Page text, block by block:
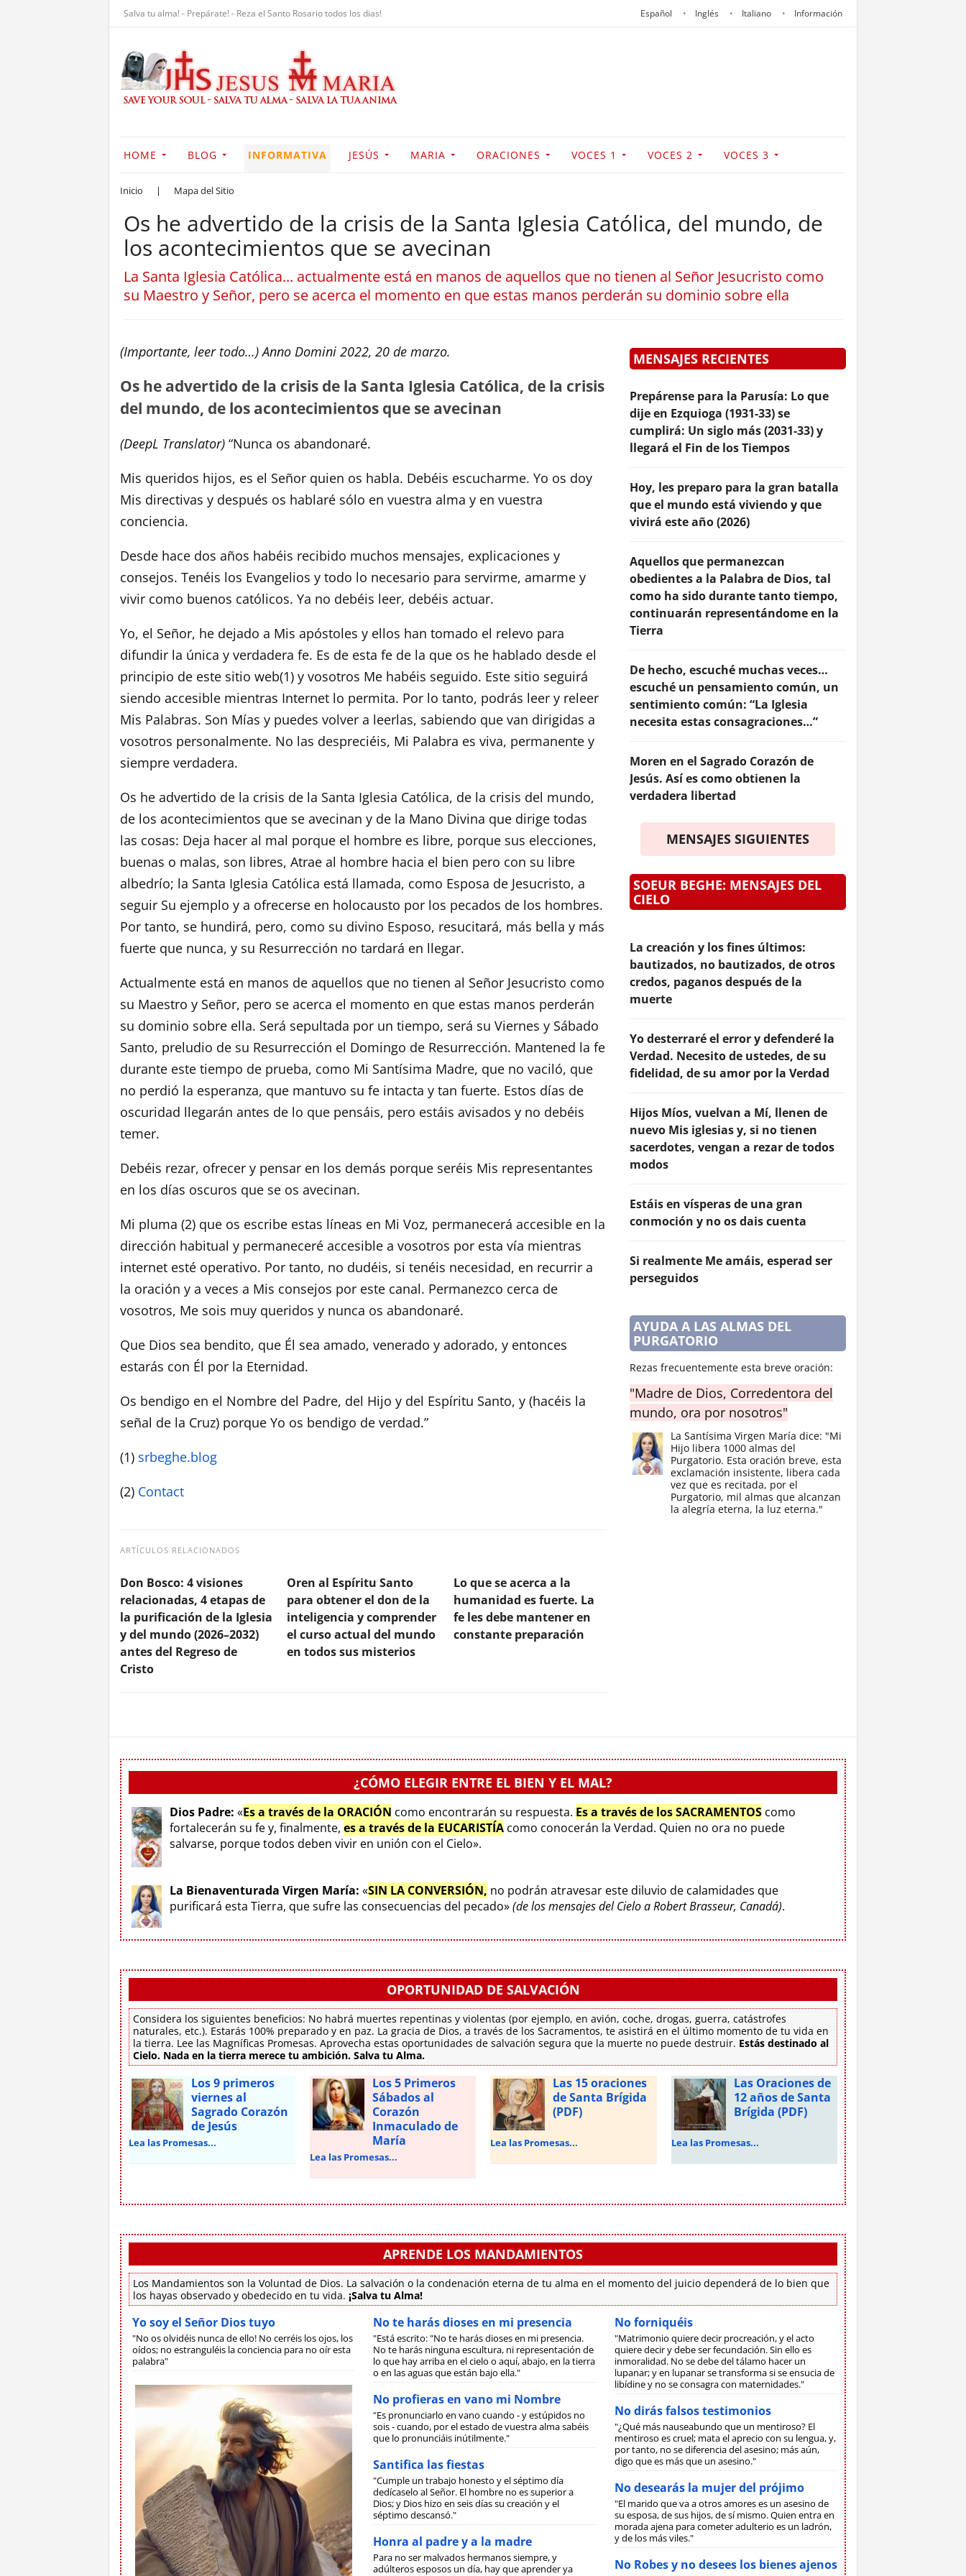
Salva tu alma! - Prepárate! - Reza el Santo Rosario todos los dias! Español Inglés Italiano Información
HOME BLOG INFORMATIVA JESÚS MARIA ORACIONES VOCES 1 VOCES 2 VOCES 3
Inicio | Mapa del Sitio
Os he advertido de la crisis de la Santa Iglesia Católica, del mundo, de
los acontecimientos que se avecinan
La Santa Iglesia Católica... actualmente está en manos de aquellos que no tienen al Señor Jesucristo como
su Maestro y Señor, pero se acerca el momento en que estas manos perderán su dominio sobre ella
(Importante, leer todo…) Anno Domini 2022, 20 de marzo.
Os he advertido de la crisis de la Santa Iglesia Católica, de la crisis
del mundo, de los acontecimientos que se avecinan
(DeepL Translator) “Nunca os abandonaré.
Mis queridos hijos, es el Señor quien os habla. Debéis escucharme. Yo os doy
Mis directivas y después os hablaré sólo en vuestra alma y en vuestra
conciencia.
Desde hace dos años habéis recibido muchos mensajes, explicaciones y
consejos. Tenéis los Evangelios y todo lo necesario para servirme, amarme y
vivir como buenos católicos. Ya no debéis leer, debéis actuar.
Yo, el Señor, he dejado a Mis apóstoles y ellos han tomado el relevo para
difundir la única y verdadera fe. Es de esta fe de la que os he hablado desde el
principio de este sitio web(1) y vosotros Me habéis seguido. Este sitio seguirá
siendo accesible mientras Internet lo permita. Por lo tanto, podrás leer y releer
Mis Palabras. Son Mías y puedes volver a leerlas, sabiendo que van dirigidas a
vosotros personalmente. No las despreciéis, Mi Palabra es viva, permanente y
siempre verdadera.
Os he advertido de la crisis de la Santa Iglesia Católica, de la crisis del mundo,
de los acontecimientos que se avecinan y de la Mano Divina que dirige todas
las cosas: Deja hacer al mal porque el hombre es libre, porque sus elecciones,
buenas o malas, son libres, Atrae al hombre hacia el bien pero con su libre
albedrío; la Santa Iglesia Católica está llamada, como Esposa de Jesucristo, a
seguir Su ejemplo y a ofrecerse en holocausto por los pecados de los hombres.
Por tanto, se hundirá, pero, como su divino Esposo, resucitará, más bella y más
fuerte que nunca, y su Resurrección no tardará en llegar.
Actualmente está en manos de aquellos que no tienen al Señor Jesucristo como
su Maestro y Señor, pero se acerca el momento en que estas manos perderán
su dominio sobre ella. Será sepultada por un tiempo, será su Viernes y Sábado
Santo, preludio de su Resurrección el Domingo de Resurrección. Mantened la fe
durante este tiempo de prueba, como Mi Santísima Madre, que no vaciló, que
no perdió la esperanza, que mantuvo su fe intacta y tan fuerte. Estos días de
oscuridad llegarán antes de lo que pensáis, pero estáis avisados y no debéis
temer.
Debéis rezar, ofrecer y pensar en los demás porque seréis Mis representantes
en los días oscuros que se os avecinan.
Mi pluma (2) que os escribe estas líneas en Mi Voz, permanecerá accesible en la
dirección habitual y permaneceré accesible a vosotros por esta vía mientras
internet esté operativo. Por tanto, no dudéis, si tenéis necesidad, en recurrir a
la oración y a veces a Mis consejos por este canal. Permanezco cerca de
vosotros, Me sois muy queridos y nunca os abandonaré.
Que Dios sea bendito, que Él sea amado, venerado y adorado, y entonces
estarás con Él por la Eternidad.
Os bendigo en el Nombre del Padre, del Hijo y del Espíritu Santo, y (hacéis la
señal de la Cruz) porque Yo os bendigo de verdad.”
(1) srbeghe.blog
(2) Contact
ARTÍCULOS RELACIONADOS
Don Bosco: 4 visiones
relacionadas, 4 etapas de
la purificación de la Iglesia
y del mundo (2026–2032)
antes del Regreso de
Cristo
Oren al Espíritu Santo
para obtener el don de la
inteligencia y comprender
el curso actual del mundo
en todos sus misterios
Lo que se acerca a la
humanidad es fuerte. La
fe les debe mantener en
constante preparación
MENSAJES RECIENTES
Prepárense para la Parusía: Lo que
dije en Ezquioga (1931-33) se
cumplirá: Un siglo más (2031-33) y
llegará el Fin de los Tiempos
Hoy, les preparo para la gran batalla
que el mundo está viviendo y que
vivirá este año (2026)
Aquellos que permanezcan
obedientes a la Palabra de Dios, tal
como ha sido durante tanto tiempo,
continuarán representándome en la
Tierra
De hecho, escuché muchas veces…
escuché un pensamiento común, un
sentimiento común: “La Iglesia
necesita estas consagraciones…”
Moren en el Sagrado Corazón de
Jesús. Así es como obtienen la
verdadera libertad
MENSAJES SIGUIENTES
SOEUR BEGHE: MENSAJES DEL
CIELO
La creación y los fines últimos:
bautizados, no bautizados, de otros
credos, paganos después de la
muerte
Yo desterraré el error y defenderé la
Verdad. Necesito de ustedes, de su
fidelidad, de su amor por la Verdad
Hijos Míos, vuelvan a Mí, llenen de
nuevo Mis iglesias y, si no tienen
sacerdotes, vengan a rezar de todos
modos
Estáis en vísperas de una gran
conmoción y no os dais cuenta
Si realmente Me amáis, esperad ser
perseguidos
AYUDA A LAS ALMAS DEL
PURGATORIO
Rezas frecuentemente esta breve oración:
"Madre de Dios, Corredentora del
mundo, ora por nosotros"
La Santísima Virgen María dice: "Mi
Hijo libera 1000 almas del
Purgatorio. Esta oración breve, esta
exclamación insistente, libera cada
vez que es recitada, por el
Purgatorio, mil almas que alcanzan
la alegría eterna, la luz eterna."
¿CÓMO ELEGIR ENTRE EL BIEN Y EL MAL?
Dios Padre: «Es a través de la ORACIÓN como encontrarán su respuesta. Es a través de los SACRAMENTOS como
fortalecerán su fe y, finalmente, es a través de la EUCARISTÍA como conocerán la Verdad. Quien no ora no puede
salvarse, porque todos deben vivir en unión con el Cielo».
La Bienaventurada Virgen María: «SIN LA CONVERSIÓN, no podrán atravesar este diluvio de calamidades que
purificará esta Tierra, que sufre las consecuencias del pecado»(de los mensajes del Cielo a Robert Brasseur, Canadá).
OPORTUNIDAD DE SALVACIÓN
Considera los siguientes beneficios: No habrá muertes repentinas y violentas (por ejemplo, en avión, coche, drogas, guerra, catástrofes
naturales, etc.). Estarás 100% preparado y en paz. La gracia de Dios, a través de los Sacramentos, te asistirá en el último momento de tu vida en
la tierra. Lee las Magníficas Promesas. Aprovecha estas oportunidades de salvación segura que la muerte no puede destruir. Estás destinado al
Cielo. Nada en la tierra merece tu ambición. Salva tu Alma.
Los 9 primeros
viernes al
Sagrado Corazón
de Jesús
Lea las Promesas...
Los 5 Primeros
Sábados al
Corazón
Inmaculado de
María
Lea las Promesas...
Las 15 oraciones
de Santa Brígida
(PDF)
Lea las Promesas...
Las Oraciones de
12 años de Santa
Brígida (PDF)
Lea las Promesas...
APRENDE LOS MANDAMIENTOS
Los Mandamientos son la Voluntad de Dios. La salvación o la condenación eterna de tu alma en el momento del juicio dependerá de lo bien que
los hayas observado y obedecido en tu vida. ¡Salva tu Alma!
Yo soy el Señor Dios tuyo
"No os olvidéis nunca de ello! No cerréis los ojos, los
oídos; no estranguléis la conciencia para no oír esta
palabra"
No te harás dioses en mi presencia
"Está escrito: "No te harás dioses en mi presencia.
No te harás ninguna escultura, ni representación de
lo que hay arriba en el cielo o aquí, abajo, en la tierra
o en las aguas que están bajo ella."
No profieras en vano mi Nombre
"Es pronunciarlo en vano cuando - y estúpidos no
sois - cuando, por el estado de vuestra alma sabéis
que lo pronunciáis inútilmente."
Santifica las fiestas
"Cumple un trabajo honesto y el séptimo día
dedícaselo al Señor. El hombre no es superior a
Dios; y Dios hizo en seis días su creación y el
séptimo descansó."
Honra al padre y a la madre
Para no ser malvados hermanos siempre, y
adúlteros esposos un día, hay que aprender ya
No forniquéis
"Matrimonio quiere decir procreación, y el acto
quiere decir y debe ser fecundación. Sin ello es
inmoralidad. No se debe del tálamo hacer un
lupanar; y en lupanar se transforma si se ensucia de
libídine y no se consagra con maternidades."
No dirás falsos testimonios
"¿Qué más nauseabundo que un mentiroso? El
mentiroso es cruel; mata el aprecio con su lengua, y,
por tanto, no se diferencia del asesino; más aún,
digo que es más que un asesino."
No desearás la mujer del prójimo
"El marido que va a otros amores es un asesino de
su esposa, de sus hijos, de sí mismo. Quien entra en
morada ajena para cometer adulterio es un ladrón,
y de los más viles."
No Robes y no desees los bienes ajenos